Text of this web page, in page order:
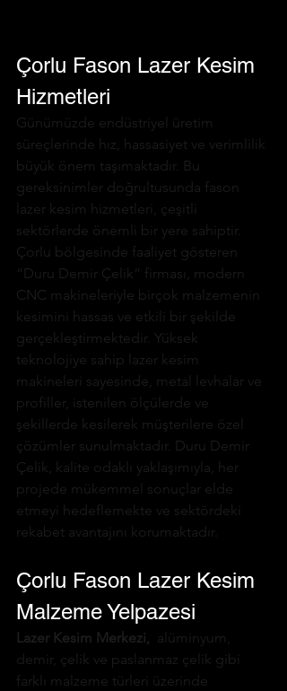
Çorlu Fason Lazer Kesim
Hizmetleri
Günümüzde endüstriyel üretim
süreçlerinde hız, hassasiyet ve verimlilik
büyük önem taşımaktadır. Bu
gereksinimler doğrultusunda fason
lazer kesim hizmetleri, çeşitli
sektörlerde önemli bir yere sahiptir.
Çorlu bölgesinde faaliyet gösteren
“Duru Demir Çelik” firması, modern
CNC makineleriyle birçok malzemenin
kesimini hassas ve etkili bir şekilde
gerçekleştirmektedir. Yüksek
teknolojiye sahip lazer kesim
makineleri sayesinde, metal levhalar ve
profiller, istenilen ölçülerde ve
şekillerde kesilerek müşterilere özel
çözümler sunulmaktadır. Duru Demir
Çelik, kalite odaklı yaklaşımıyla, her
projede mükemmel sonuçlar elde
etmeyi hedeflemekte ve sektördeki
rekabet avantajını korumaktadır.
Çorlu Fason Lazer Kesim
Malzeme Yelpazesi
Lazer Kesim Merkezi, alüminyum,
demir, çelik ve paslanmaz çelik gibi
farklı malzeme türleri üzerinde